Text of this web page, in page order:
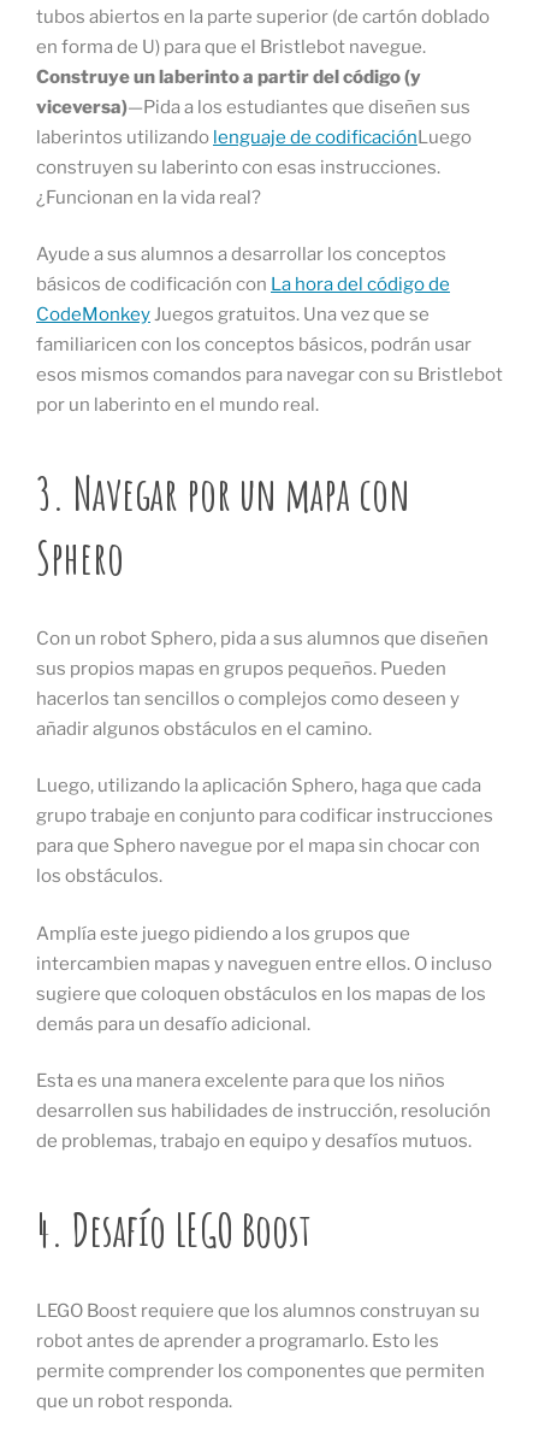
tubos abiertos en la parte superior (de cartón doblado
en forma de U) para que el Bristlebot navegue.
Construye un laberinto a partir del código (y
viceversa)—Pida a los estudiantes que diseñen sus
laberintos utilizando lenguaje de codificaciónLuego
construyen su laberinto con esas instrucciones.
¿Funcionan en la vida real?
Ayude a sus alumnos a desarrollar los conceptos
básicos de codificación con La hora del código de
CodeMonkeyJuegos gratuitos. Una vez que se
familiaricen con los conceptos básicos, podrán usar
esos mismos comandos para navegar con su Bristlebot
por un laberinto en el mundo real.
3. Navegar por un mapa con
Sphero
Con un robot Sphero, pida a sus alumnos que diseñen
sus propios mapas en grupos pequeños. Pueden
hacerlos tan sencillos o complejos como deseen y
añadir algunos obstáculos en el camino.
Luego, utilizando la aplicación Sphero, haga que cada
grupo trabaje en conjunto para codificar instrucciones
para que Sphero navegue por el mapa sin chocar con
los obstáculos.
Amplía este juego pidiendo a los grupos que
intercambien mapas y naveguen entre ellos. O incluso
sugiere que coloquen obstáculos en los mapas de los
demás para un desafío adicional.
Esta es una manera excelente para que los niños
desarrollen sus habilidades de instrucción, resolución
de problemas, trabajo en equipo y desafíos mutuos.
4. Desafío LEGO Boost
LEGO Boost requiere que los alumnos construyan su
robot antes de aprender a programarlo. Esto les
permite comprender los componentes que permiten
que un robot responda.